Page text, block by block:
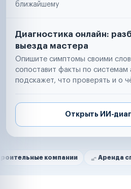
ближайшему
Диагностика онлайн:
выезда мастера
Опишите симптомы своими
сопоставит факты по системам
подскажет, что проверять и о
Открыть ИИ-
Нам доверяют
компании Аренда
Маркетплейсы